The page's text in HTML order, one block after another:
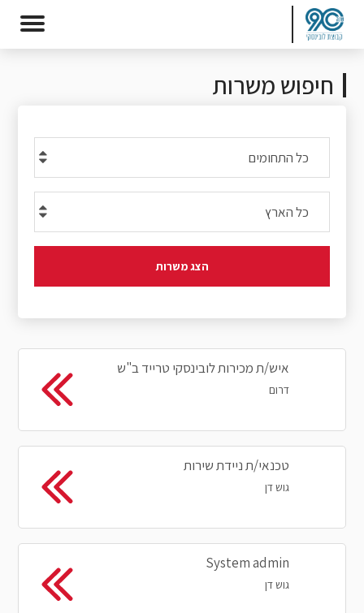
חיפוש משרות
הצג משרות
איש/ת מכירות לובינסקי טרייד ב"ש
דרום
טכנאי/ת ניידת שירות
גוש דן
System admin
גוש דן